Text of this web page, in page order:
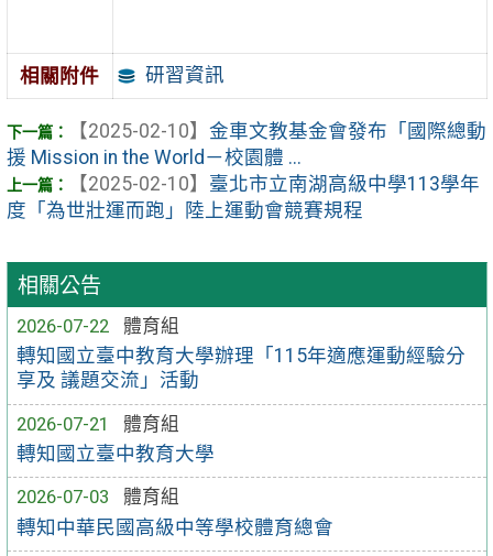
相關公告
2026-07-22
體育組
轉知國立臺中教育大學辦理「115年適應運動經驗分
享及 議題交流」活動
2026-07-21
體育組
轉知國立臺中教育大學
2026-07-03
體育組
轉知中華民國高級中等學校體育總會
相關附件 研習資訊
【2025-02-10】 金車文教基金會發布「國際總動
援 Mission in the World－校園體 ...
【2025-02-10】 臺北市立南湖高級中學113學年
度「為世壯運而跑」陸上運動會競賽規程